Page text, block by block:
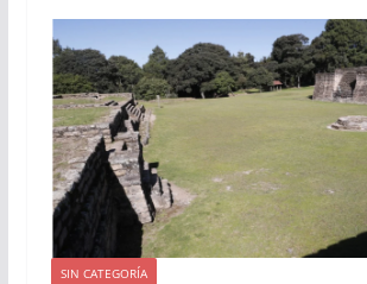
SIN CATEGORÍA